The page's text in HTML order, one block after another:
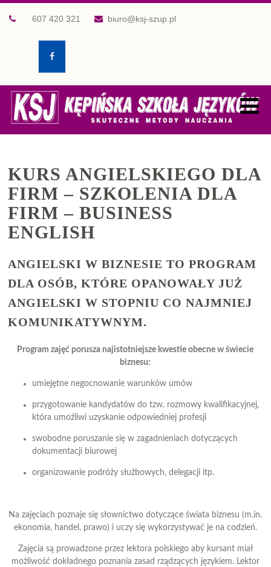
607 420 321 biuro@ksj-szup.pl
KURS ANGIELSKIEGO DLA
FIRM – SZKOLENIA DLA
FIRM – BUSINESS
ENGLISH
ANGIELSKI W BIZNESIE TO PROGRAM
DLA OSÓB, KTÓRE OPANOWAŁY JUŻ
ANGIELSKI W STOPNIU CO NAJMNIEJ
KOMUNIKATYWNYM.
Program zajęć porusza najistotniejsze kwestie obecne w świecie
biznesu:
umiejętne negocnowanie warunków umów
przygotowanie kandydatów do tzw. rozmowy kwalifikacyjnej,
która umożliwi uzyskanie odpowiedniej profesji
swobodne poruszanie się w zagadnieniach dotyczących
dokumentacji biurowej
organizowanie podróży służbowych, delegacji itp.
Na zajęciach poznaje się słownictwo dotyczące świata biznesu (m.in.
ekonomia, handel, prawo) i uczy się wykorzystywać je na codzień.
Zajęcia są prowadzone przez lektora polskiego aby kursant miał
możliwość dokładnego poznania zasad rządzących językiem. Lektor